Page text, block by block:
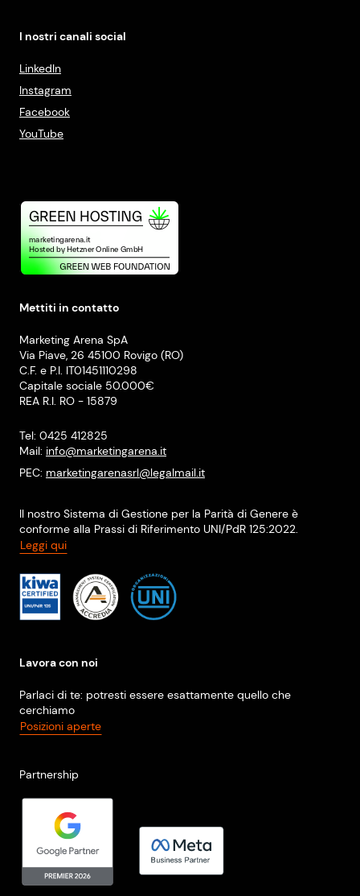
I nostri canali social
LinkedIn
Instagram
Facebook
YouTube
Mettiti in contatto
Marketing Arena SpA
Via Piave, 26 45100 Rovigo (RO)
C.F. e P.I. IT01451110298
Capitale sociale 50.000€
REA R.I. RO - 15879
Tel: 0425 412825
Mail: info@marketingarena.it
PEC: marketingarenasrl@legalmail.it
Il nostro Sistema di Gestione per la Parità di Genere è
conforme alla Prassi di Riferimento UNI/PdR 125:2022.
Leggi qui
Lavora con noi
Parlaci di te: potresti essere esattamente quello che
cerchiamo
Posizioni aperte
Partnership